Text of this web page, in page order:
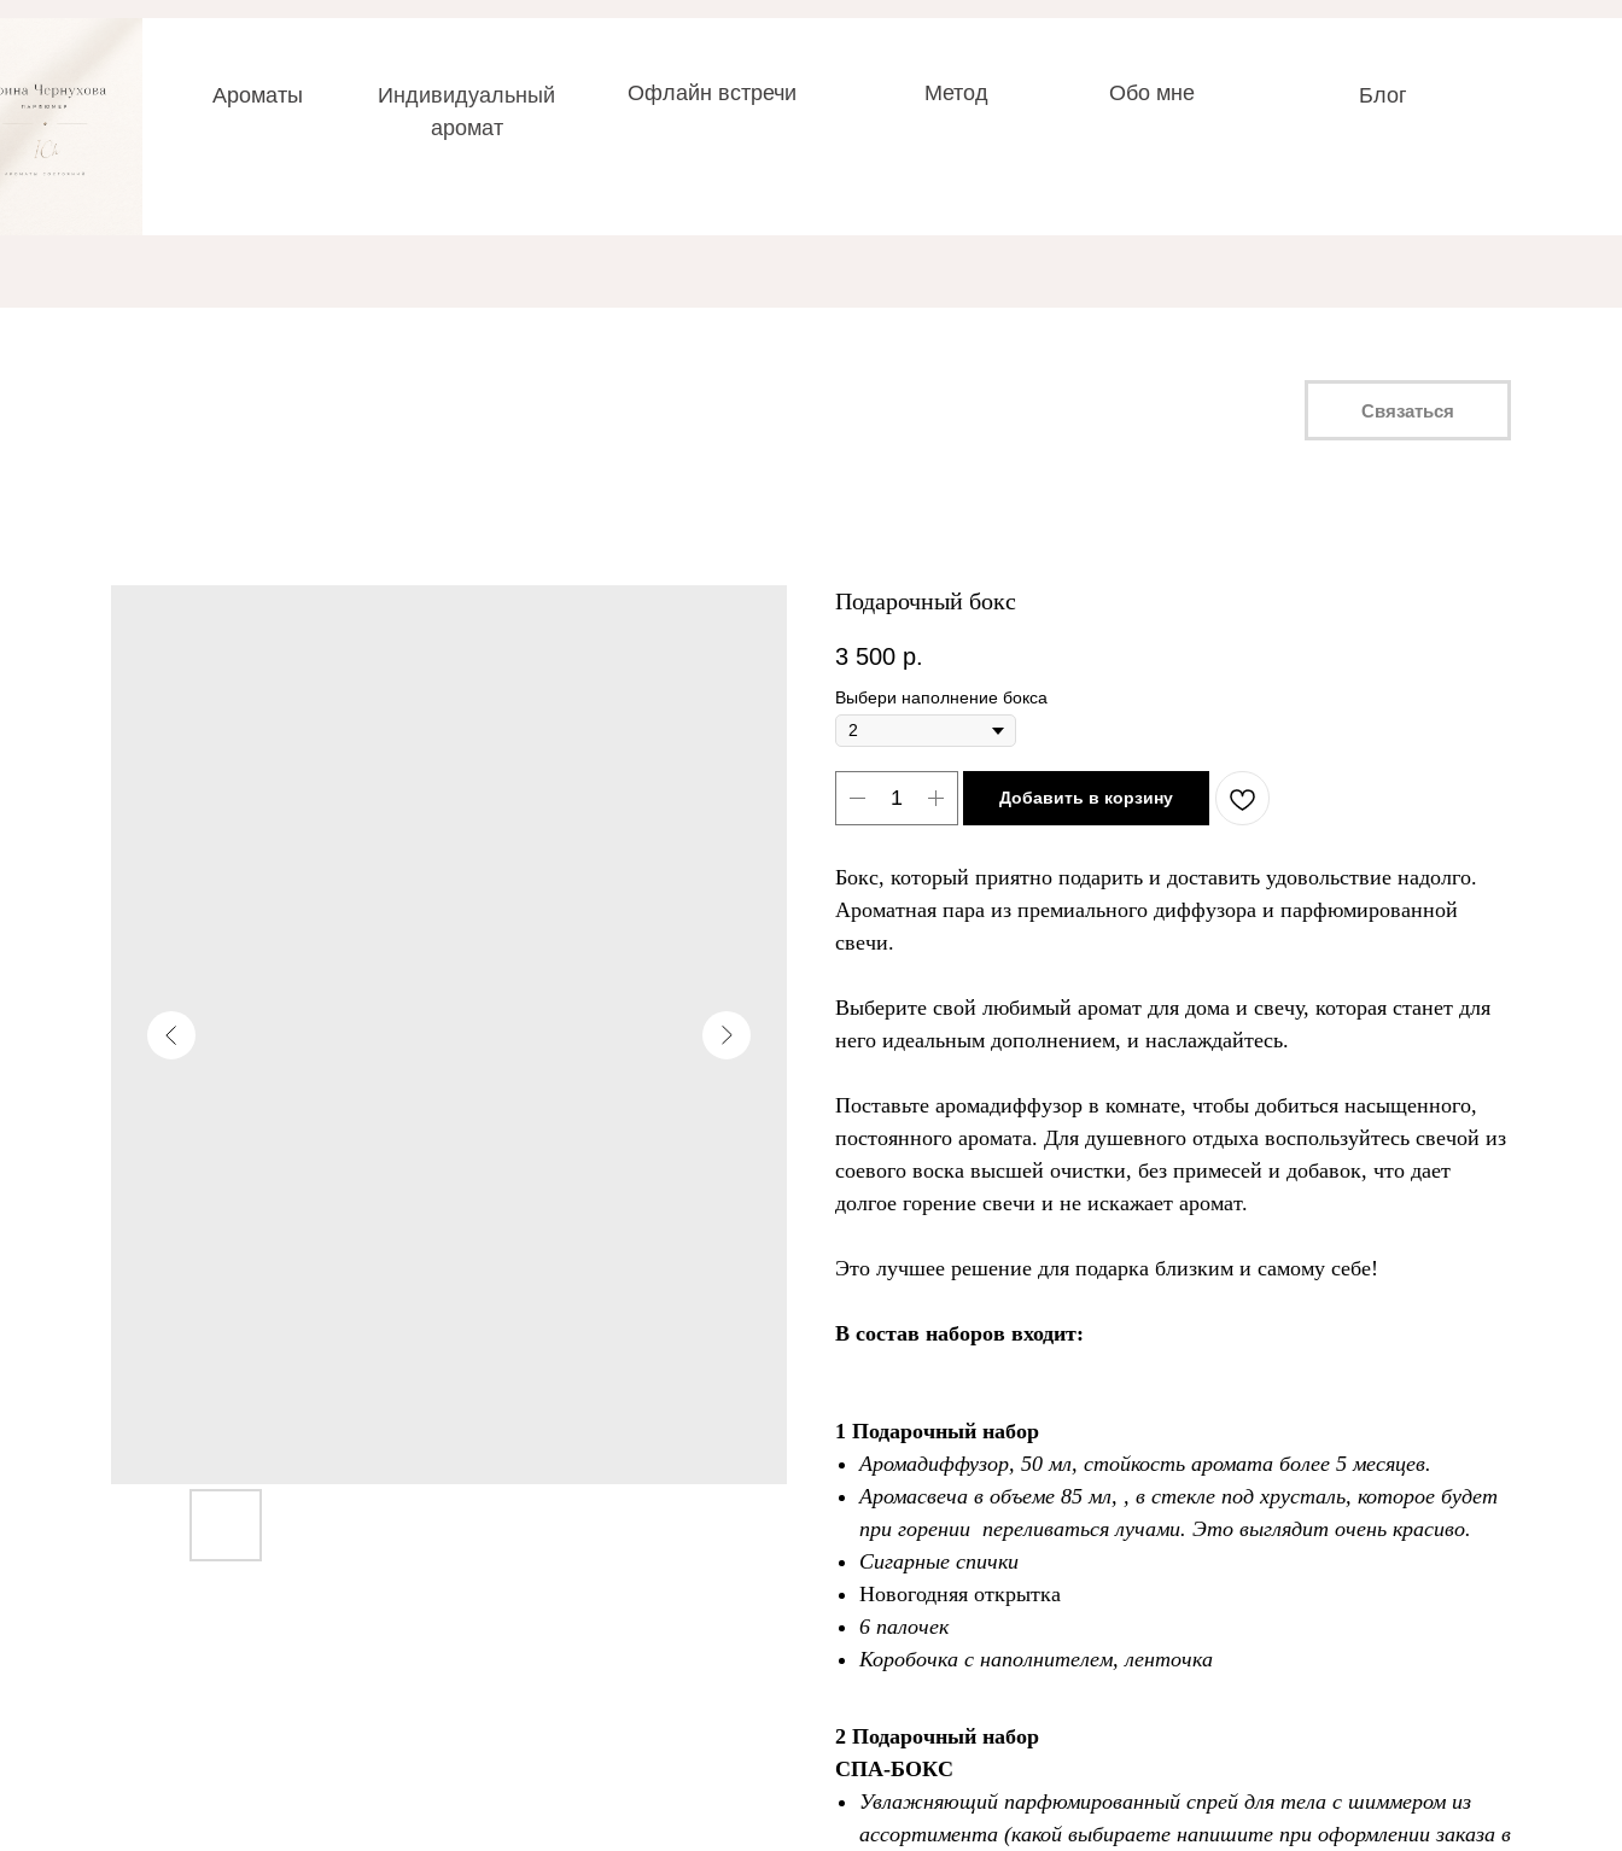
Ароматы
Индивидуальный
аромат
Офлайн встречи Метод Обо мне Блог
Связаться
Подарочный бокс
3 500 р.
Выбери наполнение бокса
Добавить в корзину
Бокс, который приятно подарить и доставить удовольствие надолго.
Ароматная пара из премиального диффузора и парфюмированной
свечи.
Выберите свой любимый аромат для дома и свечу, которая станет для
него идеальным дополнением, и наслаждайтесь.
Поставьте аромадиффузор в комнате, чтобы добиться насыщенного,
постоянного аромата. Для душевного отдыха воспользуйтесь свечой из
соевого воска высшей очистки, без примесей и добавок, что дает
долгое горение свечи и не искажает аромат.
Это лучшее решение для подарка близким и самому себе!
В состав наборов входит:
1 Подарочный набор
Аромадиффузор, 50 мл, стойкость аромата более 5 месяцев.
Аромасвеча в объеме 85 мл, , в стекле под хрусталь, которое будет
при горении переливаться лучами. Это выглядит очень красиво.
Сигарные спички
Новогодняя открытка
6 палочек
Коробочка с наполнителем, ленточка
2 Подарочный набор
СПА-БОКС
Увлажняющий парфюмированный спрей для тела с шиммером из
ассортимента (какой выбираете напишите при оформлении заказа в